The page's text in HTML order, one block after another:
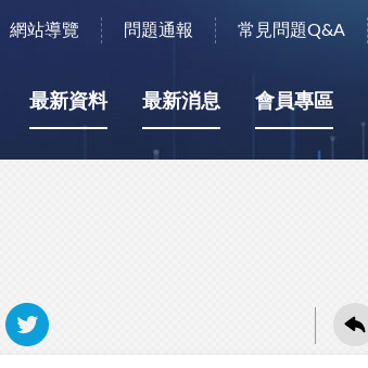
網站導覽 問題通報 常見問題Q&A
最新資料 最新消息 會員專區